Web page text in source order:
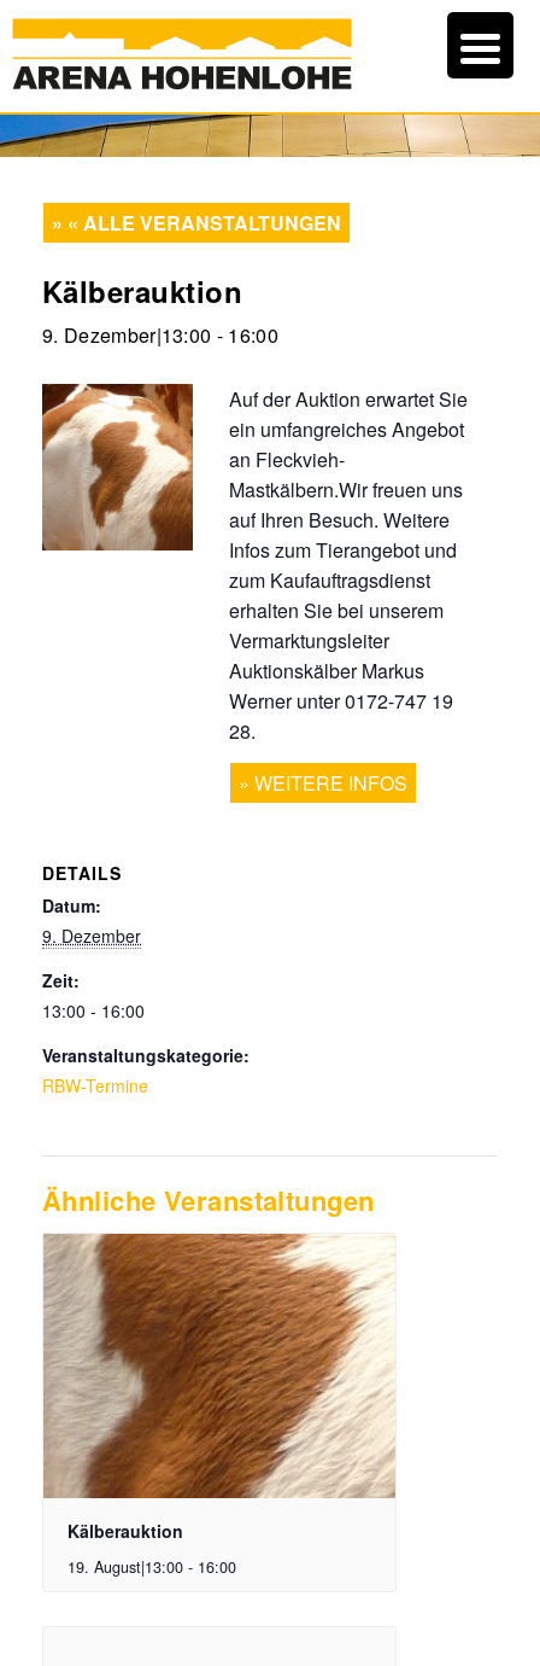
« ALLE VERANSTALTUNGEN
Kälberauktion
9. Dezember|13:00 - 16:00
Auf der Auktion erwartet Sie
ein umfangreiches Angebot
an Fleckvieh-
Mastkälbern.Wir freuen uns
auf Ihren Besuch. Weitere
Infos zum Tierangebot und
zum Kaufauftragsdienst
erhalten Sie bei unserem
Vermarktungsleiter
Auktionskälber Markus
Werner unter 0172-747 19
28.
WEITERE INFOS
DETAILS
Datum:
9. Dezember
Zeit:
13:00 - 16:00
Veranstaltungskategorie:
RBW-Termine
Ähnliche Veranstaltungen
Kälberauktion
19. August|13:00 - 16:00